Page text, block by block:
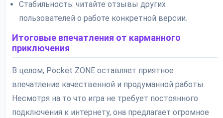
Стабильность: читайте отзывы других
пользователей о работе конкретной версии.
Итоговые впечатления от карманного
приключения
В целом, Pocket ZONE оставляет приятное
впечатление качественной и продуманной работы.
Несмотря на то что игра не требует постоянного
подключения к интернету, она предлагает огромное